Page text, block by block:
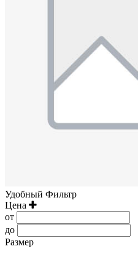
Удобный Фильтр
Цена
от
до
Размер